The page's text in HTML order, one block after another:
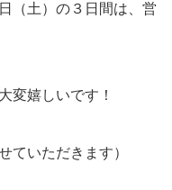
（土）の３日間は、営
変嬉しいです！
ていただきます）